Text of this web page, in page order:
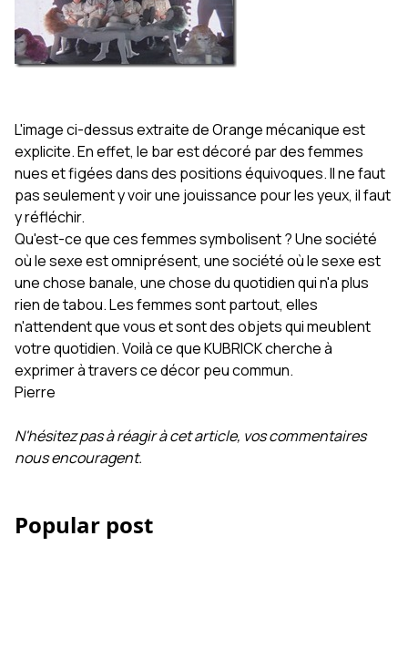
L'image ci-dessus extraite de Orange mécanique est
explicite. En effet, le bar est décoré par des femmes
nues et figées dans des positions équivoques. Il ne faut
pas seulement y voir une jouissance pour les yeux, il faut
y réfléchir.
Qu'est-ce que ces femmes symbolisent ? Une société
où le sexe est omniprésent, une société où le sexe est
une chose banale, une chose du quotidien qui n'a plus
rien de tabou. Les femmes sont partout, elles
n'attendent que vous et sont des objets qui meublent
votre quotidien. Voilà ce que KUBRICK cherche à
exprimer à travers ce décor peu commun.
Pierre
N'hésitez pas à réagir à cet article, vos commentaires
nous encouragent.
Popular post